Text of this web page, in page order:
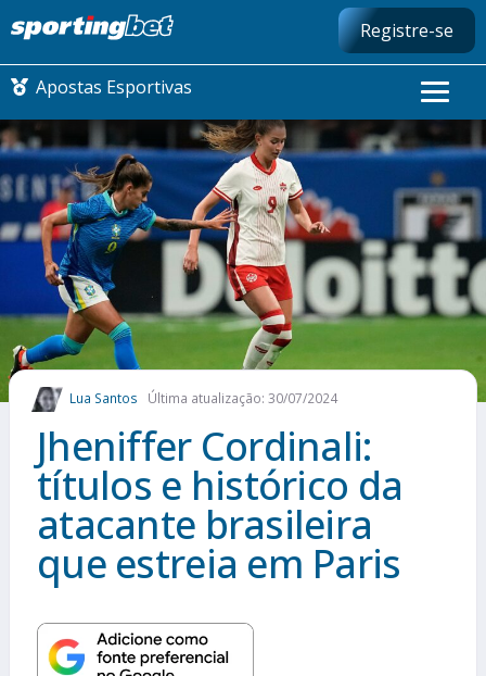
Registre-se
Apostas Esportivas
CONMEBOL LIBERTADORES
FUTEBOL NACIONAL
FUTEBOL INTERNACIONAL
COMO APOSTAR
MAIS ESPORTES
Lua Santos Última atualização: 30/07/2024
Jheniffer Cordinali:
títulos e histórico da
atacante brasileira
que estreia em Paris